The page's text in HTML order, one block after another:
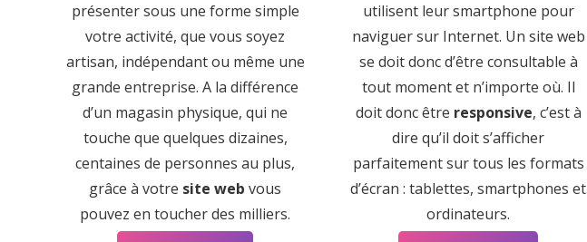
présenter sous une forme simple
votre activité, que vous soyez
artisan, indépendant ou même une
grande entreprise. A la différence
d’un magasin physique, qui ne
touche que quelques dizaines,
centaines de personnes au plus,
grâce à votre site web vous
pouvez en toucher des milliers.
utilisent leur smartphone pour
naviguer sur Internet. Un site web
se doit donc d’être consultable à
tout moment et n’importe où. Il
doit donc être responsive, c’est à
dire qu’il doit s’afficher
parfaitement sur tous les formats
d’écran : tablettes, smartphones et
ordinateurs.